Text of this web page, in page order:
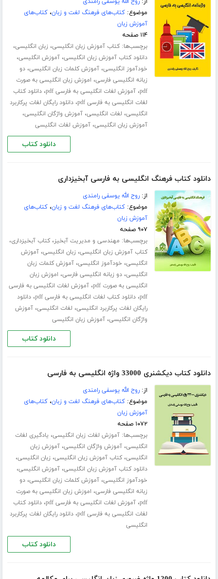
موضوع:کتاب‌های فرهنگ لغت و زبان،کتاب‌های
آموزش زبان
۱۱۴ صفحه
برچسب‌ها:کتاب آموزش زبان انگلیسی، زبان انگلیسی،
دانلود کتاب آموزش زبان انگلیسی،آموزش انگلیسی،
خودآموز انگلیسی،آموزش کلمات زبان انگلیسی،دو
زبانه انگلیسی فارسی، اموزش زبان انگلیسی به صورت
pdf،آموزش لغات انگلیسی به فارسی pdf ،دانلود کتاب
لغات انگلیسی به فارسی pdf
،دانلود رایگان لغات پرکاربرد
انگلیسی، لغات انگلیسی،آموزش واژگان انگلیسی،
آموزش زبان انگلیسی،آموزش لغات انگلیسی
دانلود کتاب
دانلود کتاب فرهنگ انگلیسی به فارسی آبخیزداری
از:روح الله یوسفی رامندی
موضوع:کتاب‌های فرهنگ لغت و زبان،کتاب‌های
آموزش زبان
۹۰۷ صفحه
برچسب‌ها: مهندسی و مدیریت آبخیز،کتاب آبخیزداری،
کتاب آموزش زبان انگلیسی، زبان انگلیسی،آموزش
انگلیسی، خودآموز انگلیسی،آموزش کلمات زبان
انگلیسی،دو زبانه انگلیسی فارسی، اموزش زبان
انگلیسی به صورت pdf
،آموزش لغات انگلیسی به فارسی
pdf،دانلود کتاب لغات انگلیسی به فارسی pdf ،دانلود
رایگان لغات پرکاربرد انگلیسی، لغات انگلیسی،آموزش
واژگان انگلیسی،آموزش زبان انگلیسی
دانلود کتاب
دانلود کتاب دیکشنری 33000 واژه انگلیسی به فارسی
از:روح الله یوسفی رامندی
موضوع:کتاب‌های فرهنگ لغت و زبان،کتاب‌های
آموزش زبان
۱۰۷۲ صفحه
برچسب‌ها:آموزش لغات زبان انگلیسی، یادگیری لغات
انگلیسی،آموزش واژگان انگلیسی،آموزش زبان
انگلیسی،کتاب آموزش زبان انگلیسی، زبان انگلیسی،
دانلود کتاب آموزش زبان انگلیسی،آموزش انگلیسی،
خودآموز انگلیسی،آموزش کلمات زبان انگلیسی،دو
زبانه انگلیسی فارسی، اموزش زبان انگلیسی به صورت
pdf،آموزش لغات انگلیسی به فارسی pdf ،دانلود کتاب
لغات انگلیسی به فارسی pdf
،دانلود رایگان لغات پرکاربرد
انگلیسی
دانلود کتاب